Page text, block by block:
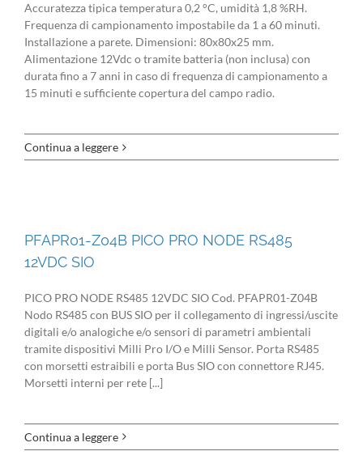
Accuratezza tipica temperatura 0,2 °C, umidità 1,8 %RH.
Frequenza di campionamento impostabile da 1 a 60 minuti.
Installazione a parete. Dimensioni: 80x80x25 mm.
Alimentazione 12Vdc o tramite batteria (non inclusa) con
durata fino a 7 anni in caso di frequenza di campionamento a
15 minuti e sufficiente copertura del campo radio.
Continua a leggere
PFAPR01-Z04B PICO PRO NODE RS485
12VDC SIO
PICO PRO NODE RS485 12VDC SIO Cod. PFAPR01-Z04B
Nodo RS485 con BUS SIO per il collegamento di ingressi/uscite
digitali e/o analogiche e/o sensori di parametri ambientali
tramite dispositivi Milli Pro I/O e Milli Sensor. Porta RS485
con morsetti estraibili e porta Bus SIO con connettore RJ45.
Morsetti interni per rete [...]
Continua a leggere